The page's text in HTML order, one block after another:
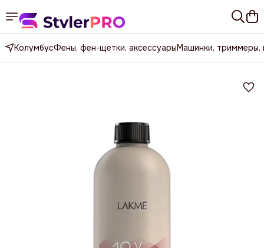
КолумбусФены, фен-щетки, аксессуарыМашинки, триммеры,